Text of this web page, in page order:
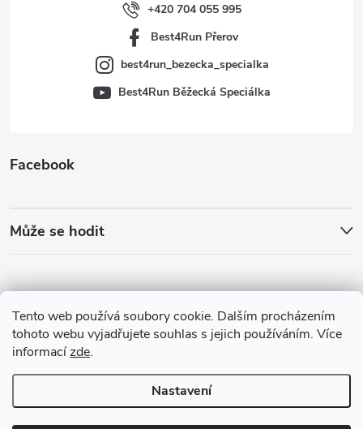
Tento web používá soubory cookie. Dalším procházením
tohoto webu vyjadřujete souhlas s jejich používáním. Více
informacízde.
Nastavení
Facebook
Může se hodit
+420 704 055 995
Best4Run Přerov
best4run_bezecka_specialka
Best4Run Běžecká Speciálka